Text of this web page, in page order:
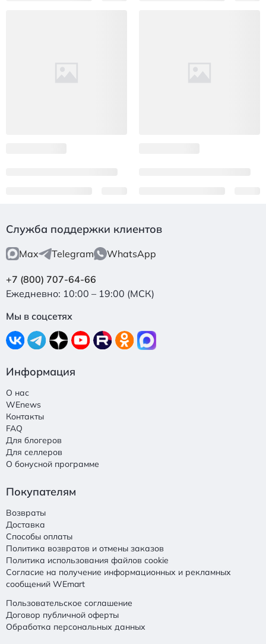
Служба поддержки клиентов
Max Telegram WhatsApp
+7 (800) 707-64-66
Ежедневно: 10:00 – 19:00 (МСК)
Мы в соцсетях
Информация
О нас
WEnews
Контакты
FAQ
Для блогеров
Для селлеров
О бонусной программе
Покупателям
Возвраты
Доставка
Способы оплаты
Политика возвратов и отмены заказов
Политика использования файлов cookie
Согласие на получение информационных и рекламных
сообщений WEmart
Пользовательское соглашение
Договор публичной оферты
Обработка персональных данных